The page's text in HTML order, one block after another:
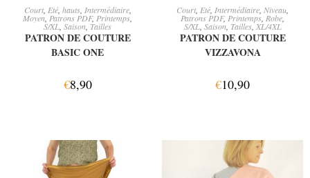
AJOUTER AU PANIER
Court, Eté, hauts, Intermédiaire,
Moyen, Patrons PDF, Printemps,
S/XL, Saison, Tailles
PATRON DE COUTURE
BASIC ONE
€8,90
AJOUTER AU PANIER
Court, Eté, Intermédiaire, Niveau,
Patrons PDF, Printemps, Robe,
S/XL, Saison, Tailles,XL/4XL
PATRON DE COUTURE
VIZZAVONA
€10,90